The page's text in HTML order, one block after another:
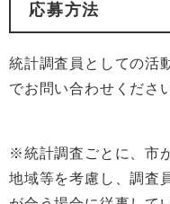
応募方法
統計調査員としての活
でお問い合わせくださ
※統計調査ごとに、市
地域等を考慮し、調査